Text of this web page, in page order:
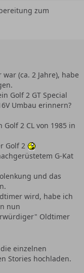
zum
(ca. 2 Jahre), habe
Golf 2 GT Special
Umbau erinnern?
2 CL von 1985 in
Golf 2
G-Kat
und das
wird, habe ich
nun
Oldtimer
einzelnen
Stories hochladen.